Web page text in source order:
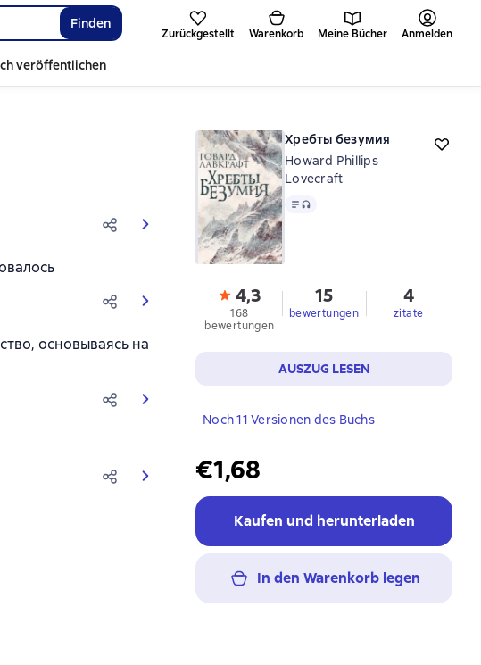
Finden
Zurückgestellt Warenkorb Meine Bücher Anmelden
veröffentlichen
основываясь на
Хребты безумия
Howard Phillips
Lovecraft
Text, Audioformat verfügbar
4,3
168
bewertungen
15
bewertungen
4
zitate
AUSZUG LESEN
Noch 11 Versionen des Buchs
€1,68
Kaufen und herunterladen
In den Warenkorb legen